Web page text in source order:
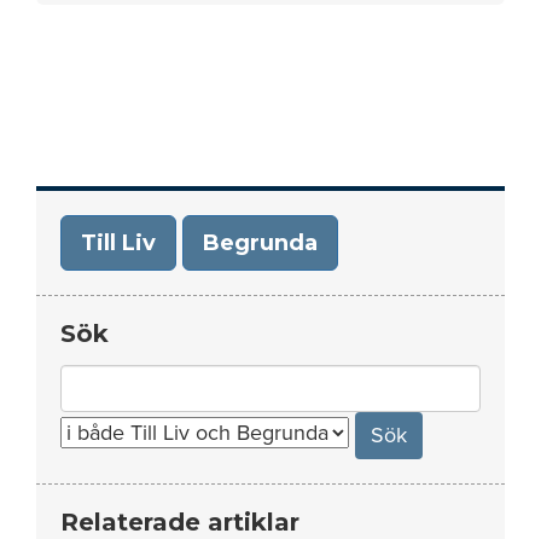
Till Liv Begrunda
Sök
for:
Relaterade artiklar